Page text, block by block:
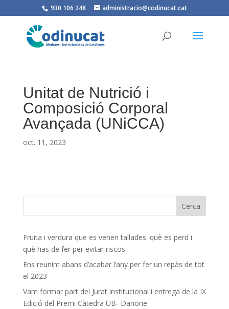
930 106 248 administracio@codinucat.cat
Unitat de Nutrició i
Composició Corporal
Avançada (UNiCCA)
oct. 11, 2023
Fruita i verdura que es venen tallades: què es perd i
què has de fer per evitar riscos
Ens reunim abans d’acabar l’any per fer un repàs de tot
el 2023
Vam formar part del Jurat institucional i entrega de la IX
Edició del Premi Càtedra UB- Danone